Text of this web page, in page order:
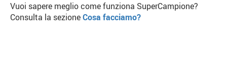
Vuoi sapere meglio come funziona SuperCampione?
Consulta la sezioneCosa facciamo?